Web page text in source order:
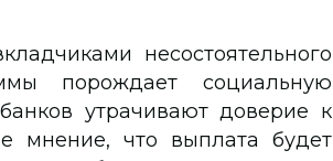
несостоятельного
порождает социальную
утрачивают доверие к
мнение, что выплата будет